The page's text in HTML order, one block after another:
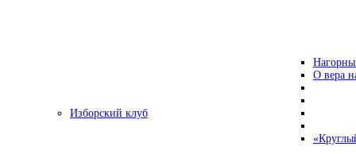
О вера
Изборский клуб